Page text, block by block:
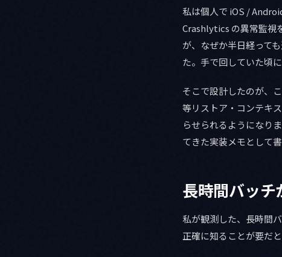
私は個人で iOS /
Crashlytics の異常監視
が、なぜか半日経って
た。手で回していた頃
そこで設計したのが、
等リストア・コンテキ
らせられるようになり
てきた実装メモとして書
長時間バッチ
私が観測した、長時間
正確に知ることが要だと